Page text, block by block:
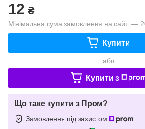
12 ₴
Мінімальна сума замовлення на сайті —
Купити
або
Купити з
Що таке купити з Пром?
Замовлення під захистом